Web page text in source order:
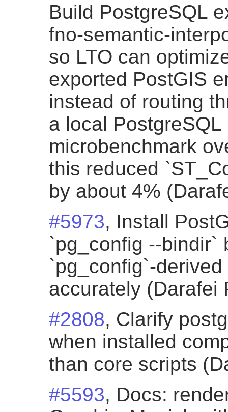
Build PostgreSQL
fno-semantic-
so LTO can
exported PostGIS
instead of routing
a local
microbenchmark
this reduced
by about 4%
#5973, Install
`pg_config --bindir`
`pg_config`-
accurately (Darafei
#2808, Clarify
when installed
than core scripts
#5593, Docs: